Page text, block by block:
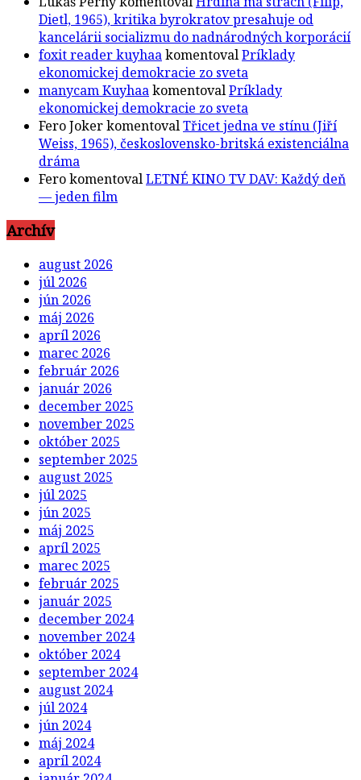
Dietl, 1965), kritika byrokratov presahuje od
kancelárii socializmu do nadnárodných korporácií
foxit reader kuyhaakomentovalPríklady
ekonomickej demokracie zo sveta
manycam KuyhaakomentovalPríklady
ekonomickej demokracie zo sveta
Fero JokerkomentovalTřicet jedna ve stínu (Jiří
Weiss, 1965), československo-britská existenciálna
dráma
FerokomentovalLETNÉ KINO TV DAV: Každý deň
— jeden film
Archív
august 2026
júl 2026
jún 2026
máj 2026
apríl 2026
marec 2026
február 2026
január 2026
december 2025
november 2025
október 2025
september 2025
august 2025
júl 2025
jún 2025
máj 2025
apríl 2025
marec 2025
február 2025
január 2025
december 2024
november 2024
október 2024
september 2024
august 2024
júl 2024
jún 2024
máj 2024
apríl 2024